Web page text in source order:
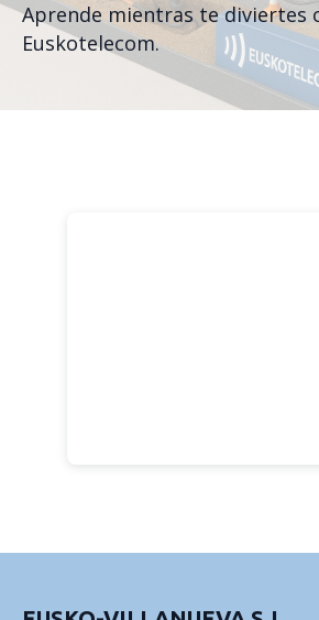
Aprende mientras te diviertes
Euskotelecom.